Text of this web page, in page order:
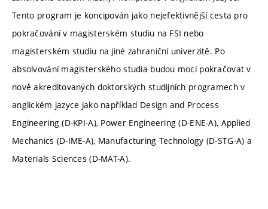
Tento program je koncipován jako nejefektivnější cesta pro
pokračování v magisterském studiu na FSI nebo
magisterském studiu na jiné zahraniční univerzitě. Po
absolvování magisterského studia budou moci pokračovat v
nově akreditovaných doktorských studijních programech v
anglickém jazyce jako například Design and Process
Engineering (D-KPI-A), Power Engineering (D-ENE-A), Applied
Mechanics (D-IME-A), Manufacturing Technology (D-STG-A) a
Materials Sciences (D-MAT-A).